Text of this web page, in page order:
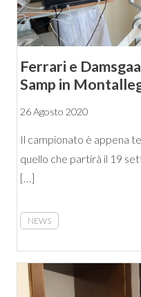
Ferrari e
Samp in
26 Agosto 2020
Il campionato è appena
quello che partirà il 19
[…]
NEWS